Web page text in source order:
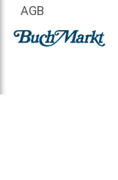
AGB